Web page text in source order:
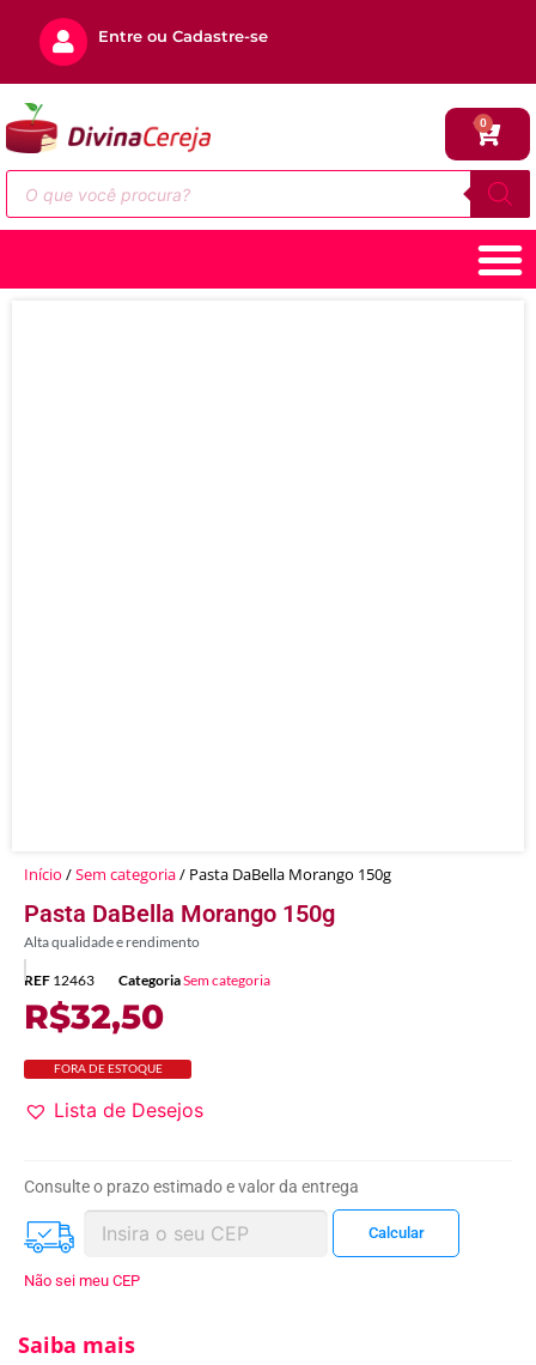
Entre ou Cadastre-se
0
Início /Sem categoria/ Pasta DaBella Morango 150g
Pasta DaBella Morango 150g
Alta qualidade e rendimento
REF 12463 CategoriaSem categoria
R$32,50
FORA DE ESTOQUE
Lista de Desejos
Consulte o prazo estimado e valor da entrega
Não sei meu CEP
Saiba mais